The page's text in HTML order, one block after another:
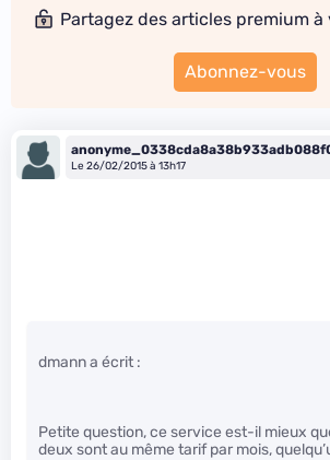
Partagez des articles premium
Abonnez-vous
Le 26/02/2015 à 13h17
dmann a écrit :
Petite question, ce service est-il mieux
deux sont au même tarif par mois,